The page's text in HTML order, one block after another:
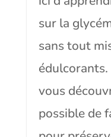
sur la
sans tout
vous
possible de